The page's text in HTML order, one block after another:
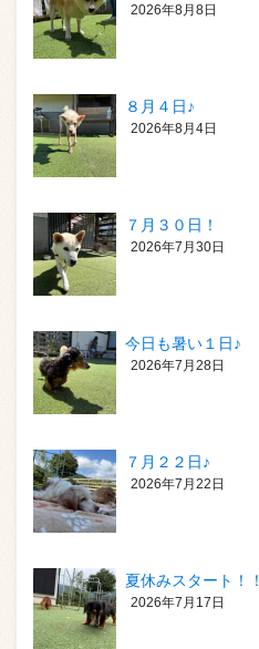
2026年8月8日
８月４日♪
2026年8月4日
７月３０日！
2026年7月30日
今日も暑い１日♪
2026年7月28日
７月２２日♪
2026年7月22日
夏休みスタート！！
2026年7月17日